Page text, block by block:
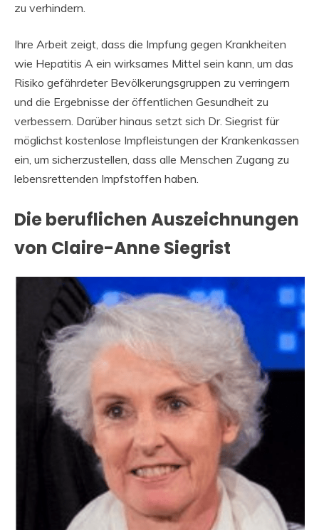
zu verhindern.
Ihre Arbeit zeigt, dass die Impfung gegen Krankheiten
wie Hepatitis A ein wirksames Mittel sein kann, um das
Risiko gefährdeter Bevölkerungsgruppen zu verringern
und die Ergebnisse der öffentlichen Gesundheit zu
verbessern. Darüber hinaus setzt sich Dr. Siegrist für
möglichst kostenlose Impfleistungen der Krankenkassen
ein, um sicherzustellen, dass alle Menschen Zugang zu
lebensrettenden Impfstoffen haben.
Die beruflichen Auszeichnungen
von Claire-Anne Siegrist